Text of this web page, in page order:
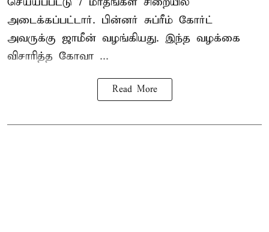
அடைக்கப்பட்டார். பின்னர் சுப்ரீம் கோர்ட்
அவருக்கு ஜாமீன் வழங்கியது. இந்த வழக்கை
விசாரித்த கோவா ...
Read More